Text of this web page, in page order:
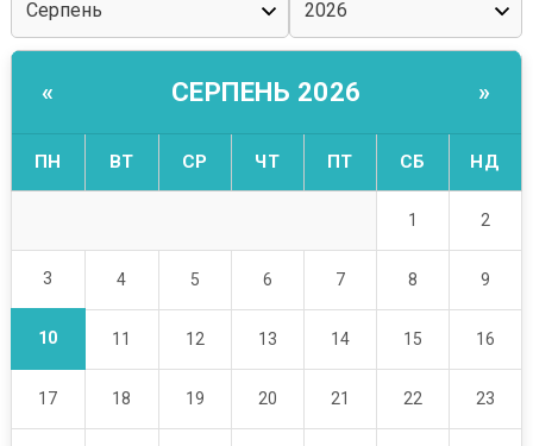
« СЕРПЕНЬ 2026 »
ПН ВТ СР ЧТ ПТ СБ НД
1 2
3 4 5 6 7 8 9
10 11 12 13 14 15 16
17 18 19 20 21 22 23